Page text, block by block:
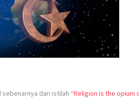
sebenarnya dari istilah “Religion is the opium